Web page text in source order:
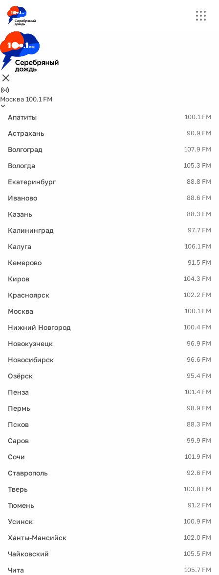
Москва 100.1 FM
Апатиты 100.1 FM
Астрахань 90.9 FM
Волгоград 107.9 FM
Вологда 105.3 FM
Екатеринбург 88.8 FM
Иваново 88.6 FM
Казань 88.3 FM
Калининград 97.7 FM
Калуга 106.1 FM
Кемерово 91.5 FM
Киров 104.3 FM
Красноярск 102.2 FM
Москва 100.1 FM
Нижний Новгород 100.4 FM
Новокузнецк 96.9 FM
Новосибирск 96.6 FM
Озёрск 95.4 FM
Пенза 101.4 FM
Пермь 98.9 FM
Псков 88.3 FM
Саров 99.9 FM
Сочи 101.9 FM
Ставрополь 92.6 FM
Тверь 103.8 FM
Тюмень 91.2 FM
Усинск 100.9 FM
Ханты-Мансийск 102.0 FM
Чайковский 105.5 FM
Чита 105.7 FM